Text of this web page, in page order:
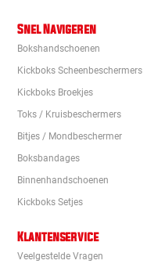
Snel Navigeren
Bokshandschoenen
Kickboks Scheenbeschermers
Kickboks Broekjes
Toks / Kruisbeschermers
Bitjes / Mondbeschermer
Boksbandages
Binnenhandschoenen
Kickboks Setjes
Klantenservice
Veelgestelde Vragen